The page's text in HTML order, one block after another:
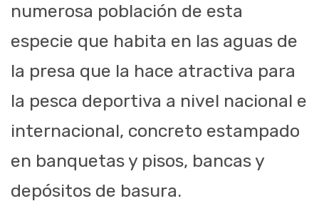
numerosa población de esta
especie que habita en las aguas de
la presa que la hace atractiva para
la pesca deportiva a nivel nacional e
internacional, concreto estampado
en banquetas y pisos, bancas y
depósitos de basura.